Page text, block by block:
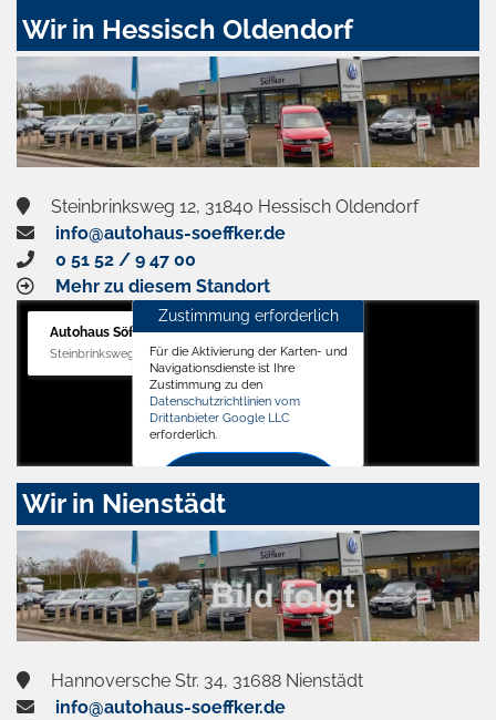
Wir in Hessisch Oldendorf
Steinbrinksweg 12, 31840 Hessisch Oldendorf
info@autohaus-soeffker.de
0 51 52 / 9 47 00
Mehr zu diesem Standort
Autohaus Söffker GmbH
Steinbrinksweg 12, 31840 Hessisch Oldendorf
Zustimmung erforderlich
Für die Aktivierung der Karten- und
Navigationsdienste ist Ihre
Zustimmung zu den
Datenschutzrichtlinien vom
Drittanbieter Google LLC
erforderlich.
Zustimmen
aktivieren
Wir in Nienstädt
Hannoversche Str. 34, 31688 Nienstädt
info@autohaus-soeffker.de